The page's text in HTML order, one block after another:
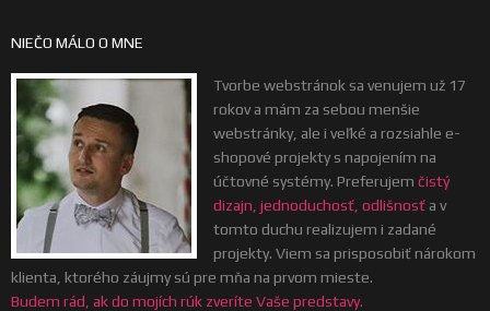
NIEČO MÁLO O MNE
Tvorbe webstránok sa venujem už 17
rokov a mám za sebou menšie
webstránky, ale i veľké a rozsiahle e-
shopové projekty s napojením na
účtovné systémy. Preferujem čistý
dizajn, jednoduchosť, odlišnosť a v
tomto duchu realizujem i zadané
projekty. Viem sa prisposobiť nárokom
klienta, ktorého záujmy sú pre mňa na prvom mieste.
Budem rád, ak do mojích rúk zveríte Vaše predstavy.